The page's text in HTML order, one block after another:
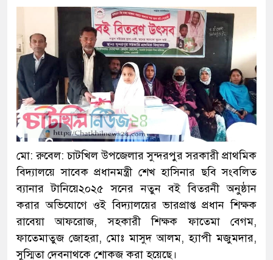
মো: রুবেল: চাটখিল উপজেলার সুন্দরপুর সরকারী প্রাথমিক
বিদ্যালয়ে সাবেক প্রধানমন্ত্রী শেখ হাসিনার ছবি সংবলিত
ব্যানার টানিয়ে২০২৫ সনের নতুন বই বিতরনী অনুষ্ঠান
করার অভিযোগে ওই বিদ্যালয়ের ভারপ্রাপ্ত প্রধান শিক্ষক
রাবেয়া আফরোজ, সহকারী শিক্ষক ফাতেমা বেগম,
ফাতেমাতুজ জোহরা, মোঃ মাসুদ আলম, হ্যাপী মজুমদার,
সুস্মিতা দেবনাথকে শোকজ করা হয়েছে।